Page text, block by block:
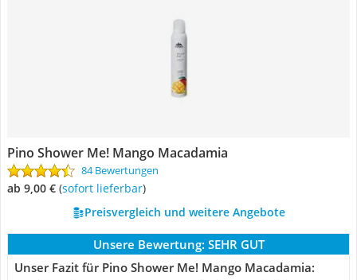
Pino Shower Me! Mango Macadamia
84 Bewertungen
ab 9,00 € ( Sofort lieferbar)
Preisvergleich und weitere Angebote
Unsere Bewertung: SEHR GUT
Unser Fazit für Pino Shower Me! Mango Macadamia: